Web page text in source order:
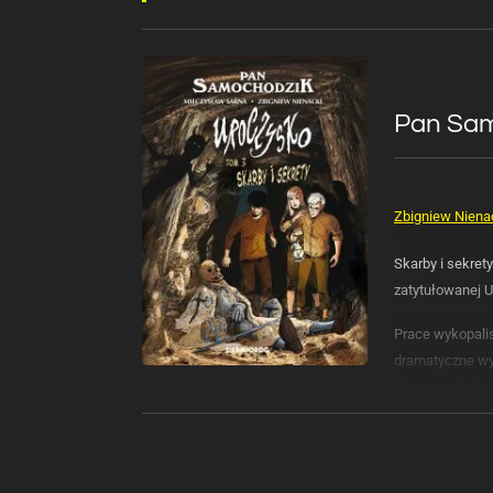
Pan
Zbigniew
Skarby i
zatytułowanej
Prace
dramatyczne
się
rozwikłaniu